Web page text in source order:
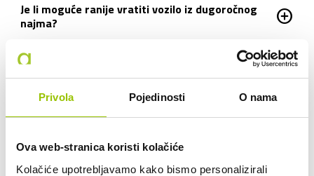
Privola Pojedinosti O nama
Ova web-stranica koristi kolačiće
Kolačiće upotrebljavamo kako bismo personalizirali
Je li moguće ranije vratiti vozilo iz dugoročnog
najma?
add_circle
Što ako se auto pokvari tijekom uporabe? add_circle
Tko je vlasnik vozila? add_circle
Mogu li otkupiti vozilo po isteku dugoročnog
najma?